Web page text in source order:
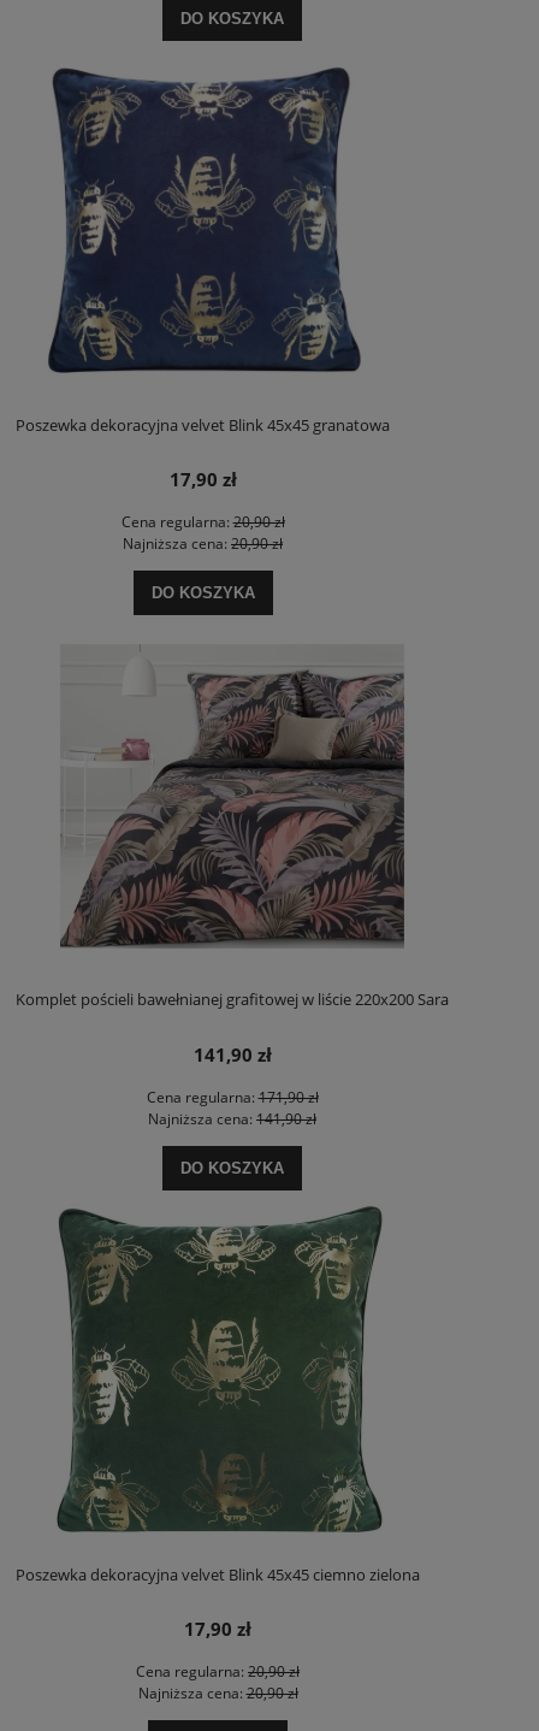
DO KOSZYKA
Poszewka dekoracyjna velvet Blink 45x45 granatowa
17,90 zł
Cena regularna:20,90 zł
Najniższa cena: 20,90 zł
DO KOSZYKA
Komplet pościeli bawełnianej grafitowej w liście 220x200 Sara
141,90 zł
Cena regularna:171,90 zł
Najniższa cena: 141,90 zł
DO KOSZYKA
Poszewka dekoracyjna velvet Blink 45x45 ciemno zielona
17,90 zł
Cena regularna: 20,90 zł
Najniższa cena:20,90 zł